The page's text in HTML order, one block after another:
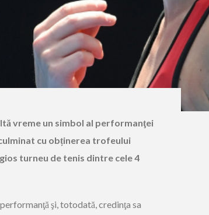
vreme un simbol al performanţei
cu obținerea trofeului
turneu de tenis dintre cele 4
şi, totodată, credinţa sa